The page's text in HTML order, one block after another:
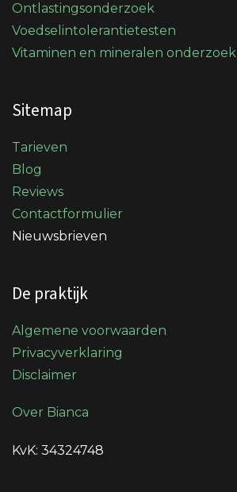
Ontlastingsonderzoek
Voedselintolerantietesten
Vitaminen en mineralen onderzoek
Sitemap
Tarieven
Blog
Reviews
Contactformulier
Nieuwsbrieven
De praktijk
Algemene voorwaarden
Privacyverklaring
Disclaimer
Over Bianca
KvK: 34324748